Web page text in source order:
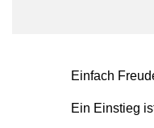
Einfach
Ein Einstieg